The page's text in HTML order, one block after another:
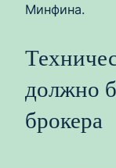
Минфина.
должно
брокера